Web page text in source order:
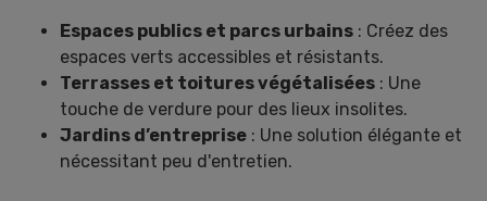
Espaces publics et parcs urbains : Créez des
espaces verts accessibles et résistants.
Terrasses et toitures végétalisées : Une
touche de verdure pour des lieux insolites.
Jardins d’entreprise : Une solution élégante et
nécessitant peu d'entretien.